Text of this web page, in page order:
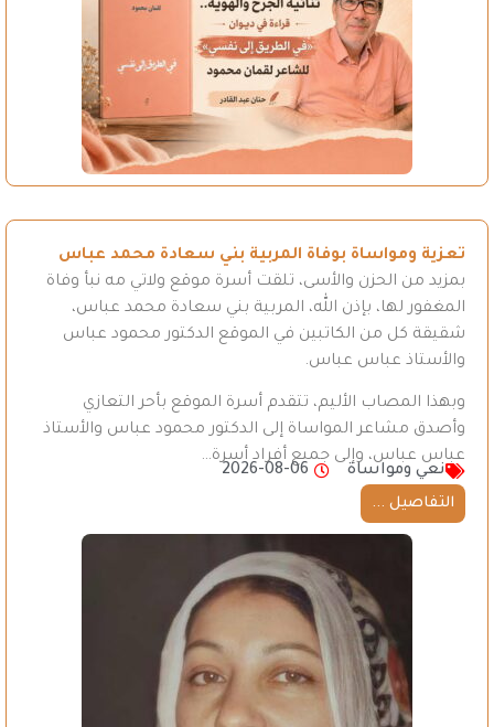
تعزية ومواساة بوفاة المربية بني سعادة محمد عباس
بمزيد من الحزن والأسى، تلقت أسرة موقع ولاتي مه نبأ وفاة
المغفور لها، بإذن الله، المربية بني سعادة محمد عباس،
شقيقة كل من الكاتبين في الموقع الدكتور محمود عباس
والأستاذ عباس عباس.
وبهذا المصاب الأليم، تتقدم أسرة الموقع بأحر التعازي
وأصدق مشاعر المواساة إلى الدكتور محمود عباس والأستاذ
عباس عباس، وإلى جميع أفراد أسرة…
نعي ومواساة
2026-08-06
التفاصيل ...